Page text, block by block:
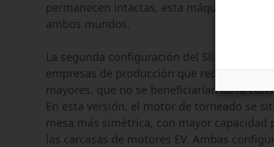
permanecen intactas, esta máquina
ambos mundos.
La segunda configuración del Slim3n Mill
empresas de producción que requieren
mayores, que no se beneficiarían de la
En esta versión, el motor de torneado se
mesa más simétrica, con mayor capacidad
las carcasas de motores EV. Ambas